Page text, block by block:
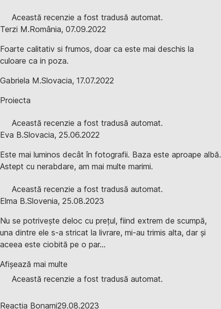
Această recenzie a fost tradusă automat.
Terzi M.România, 07.09.2022
Foarte calitativ si frumos, doar ca este mai deschis la
culoare ca in poza.
Gabriela M.Slovacia, 17.07.2022
Proiecta
Această recenzie a fost tradusă automat.
Eva B.Slovacia, 25.06.2022
Este mai luminos decât în fotografii. Baza este aproape albă.
Astept cu nerabdare, am mai multe marimi.
Această recenzie a fost tradusă automat.
Elma B.Slovenia, 25.08.2023
Nu se potrivește deloc cu prețul, fiind extrem de scumpă,
una dintre ele s-a stricat la livrare, mi-au trimis alta, dar și
aceea este ciobită pe o par...
Afișează mai multe
Această recenzie a fost tradusă automat.
Reacția Bonami29.08.2023